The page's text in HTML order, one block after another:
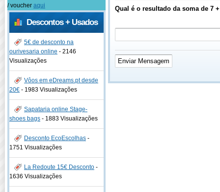
/ voucher aqui
Descontos + Usados
5€ de desconto na
ourivesaria online - 2146
Visualizações
Vôos em eDreams.pt desde
20€ - 1983 Visualizações
Sapataria online Stage-
shoes bags - 1883 Visualizações
Desconto EcoEscolhas -
1751 Visualizações
La Redoute 15€ Desconto -
1636 Visualizações
Qual é o resultado da soma de 7